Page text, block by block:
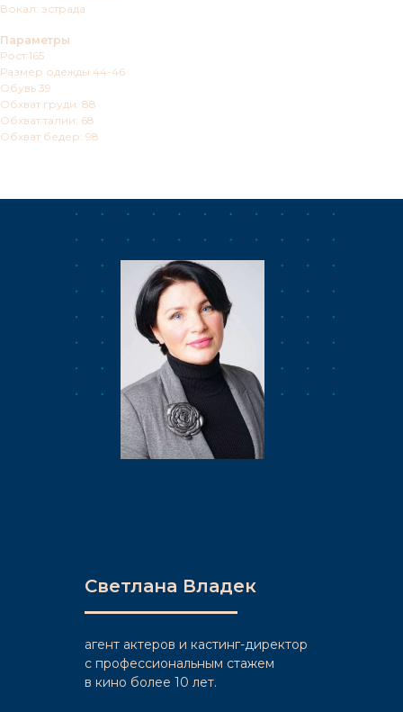
Вокал: эстрада
Параметры
Рост 165
Размер одежды 44-46
Обувь 39
Обхват груди: 88
Обхват талии: 68
Обхват бедер: 98
Светлана Владек
агент актеров и кастинг-директор
c профессиональным стажем
в кино более 10 лет.